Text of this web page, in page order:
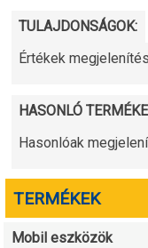
TULAJDONSÁGOK:
Értékek
HASONLÓ
Hasonlóak
TERMÉKEK
Mobil eszközök